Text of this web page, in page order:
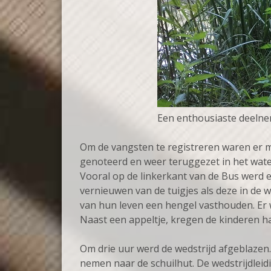
Een enthousiaste
Om de vangsten te registreren waren er
genoteerd en weer teruggezet in het
Vooral op de linkerkant van de Bus werd
vernieuwen van de tuigjes als deze in
van hun leven een hengel vasthouden.
Naast een appeltje, kregen de kinderen
Om drie uur werd de wedstrijd
nemen naar de schuilhut. De